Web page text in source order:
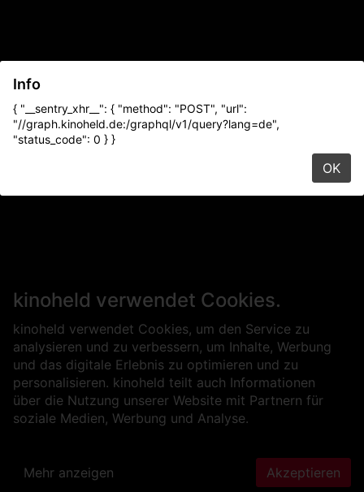
kinoheld verwendet Cookies.
kinoheld verwendet Cookies, um den Service zu
analysieren und zu verbessern, um Inhalte, Werbung
und das digitale Erlebnis zu optimieren und zu
personalisieren. kinoheld teilt auch Informationen
über die Nutzung unserer Website mit Partnern für
soziale Medien, Werbung und Analyse.
Mehr anzeigen Akzeptieren
Info
{ "__sentry_xhr__": { "method": "POST", "url":
"//graph.kinoheld.de:/graphql/v1/query?lang=de",
"status_code": 0 } }
OK